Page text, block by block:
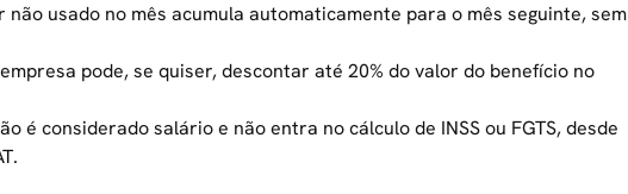
não usado no mês acumula automaticamente para o mês seguinte, sem
pode, se quiser, descontar até 20% do valor do benefício no
é considerado salário e não entra no cálculo de INSS ou FGTS, desde